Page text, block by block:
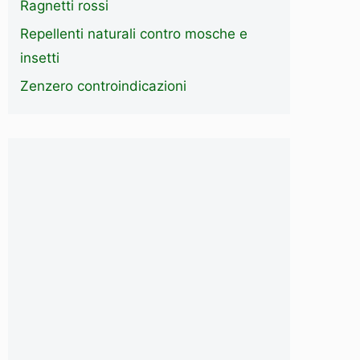
Ragnetti rossi
Repellenti naturali contro mosche e
insetti
Zenzero controindicazioni